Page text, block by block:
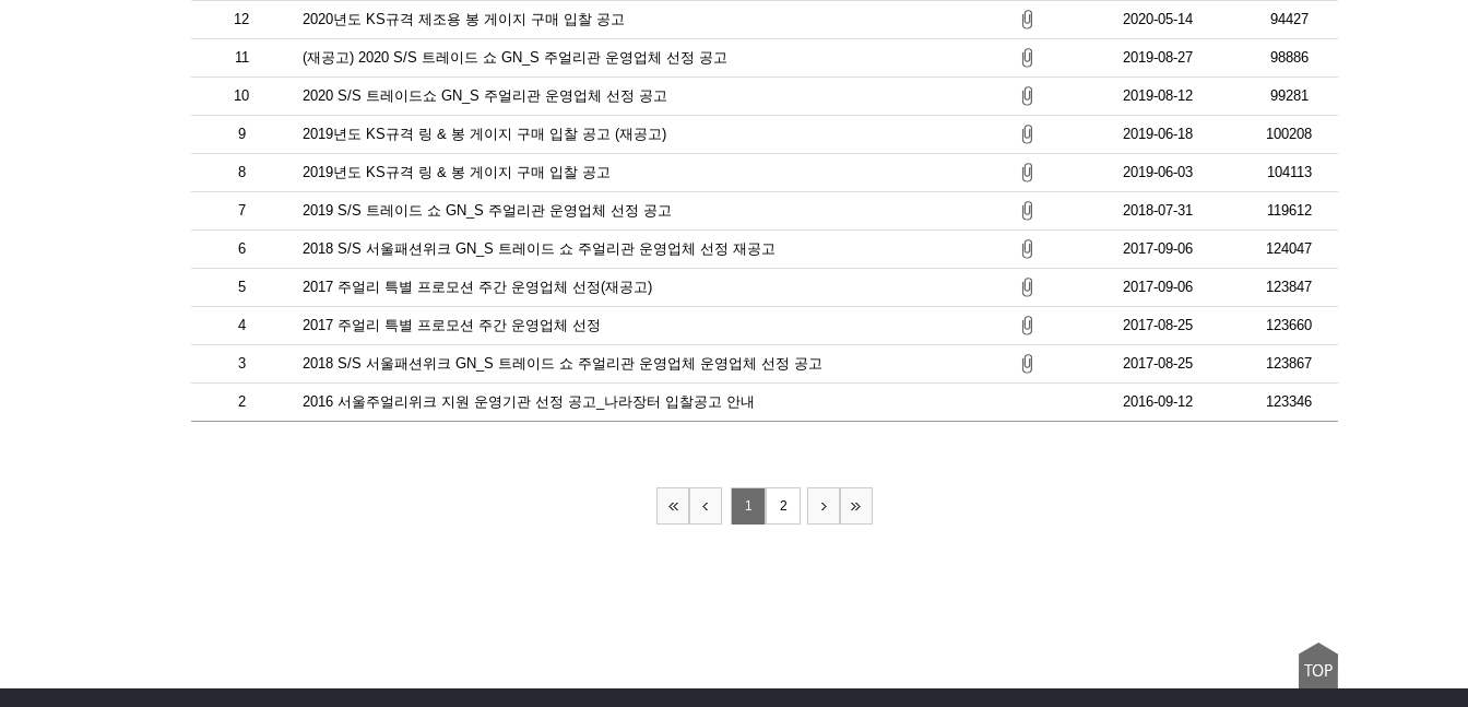
12 2020년도 KS규격 제조용 봉 게이지 구매 입찰 공고 2020-05-14 94427
11 (재공고) 2020 S/S 트레이드 쇼 GN_S 주얼리관 운영업체 선정 공고​ 2019-08-27 98886
10 2020 S/S 트레이드쇼 GN_S 주얼리관 운영업체 선정 공고 2019-08-12 99281
9 2019년도 KS규격 링 & 봉 게이지 구매 입찰 공고 (재공고) 2019-06-18 100208
8 2019년도 KS규격 링 & 봉 게이지 구매 입찰 공고 2019-06-03 104113
7 2019 S/S 트레이드 쇼 GN_S 주얼리관 운영업체 선정 공고​ 2018-07-31 119612
6 2018 S/S 서울패션위크 GN_S 트레이드 쇼 주얼리관 운영업체 선정 재공고​ 2017-09-06 124047
5 2017 주얼리 특별 프로모션 주간 운영업체 선정(재공고) 2017-09-06 123847
4 2017 주얼리 특별 프로모션 주간 운영업체 선정 2017-08-25 123660
3 2018 S/S 서울패션위크 GN_S 트레이드 쇼 주얼리관 운영업체 운영업체 선정 공고 2017-08-25 123867
2 2016 서울주얼리위크 지원 운영기관 선정 공고_나라장터 입찰공고 안내 2016-09-12 123346
1 2